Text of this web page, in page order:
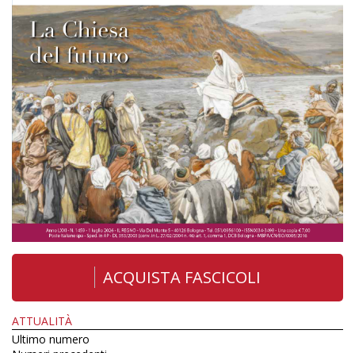
ACQUISTA FASCICOLI
ATTUALITÀ
Ultimo numero